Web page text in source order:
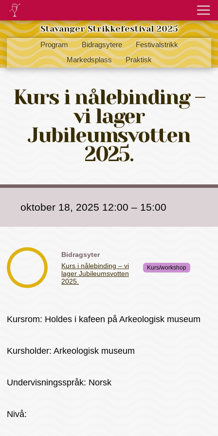
Stavanger Strikkefestival 2025
Program Bidragsytere
Festivalstrikk
Markedsplass
Praktisk
Kurs i nålebinding –
vi lager
Jubileumsvotten
2025.
oktober 18, 2025 12:00 – 15:00
Bidragsyter
Kurs i nålebinding – vi
lager Jubileumsvotten
2025.
Kurs/workshop
Kursrom: Holdes i kafeen på Arkeologisk museum
Kursholder: Arkeologisk museum
Undervisningsspråk: Norsk
Nivå: